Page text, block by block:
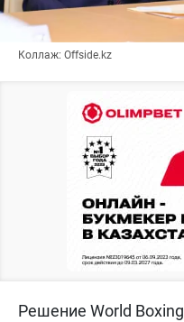
Коллаж: Offside.kz
Решение World Boxing